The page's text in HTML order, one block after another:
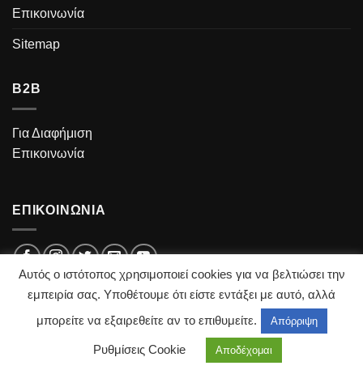
Επικοινωνία
Sitemap
B2B
Για Διαφήμιση
Επικοινωνία
ΕΠΙΚΟΙΝΩΝΙΑ
Email:madeintrikala@gmail.com
Copyright 2026 ©Creations by LOUKAS KOUROS
Αυτός ο ιστότοπος χρησιμοποιεί cookies για να βελτιώσει την
εμπειρία σας. Υποθέτουμε ότι είστε εντάξει με αυτό, αλλά
μπορείτε να εξαιρεθείτε αν το επιθυμείτε.
Απόρριψη
Ρυθμίσεις Cookie Αποδέχομαι